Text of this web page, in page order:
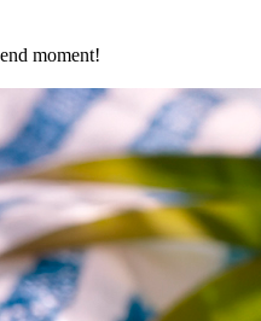
moment!